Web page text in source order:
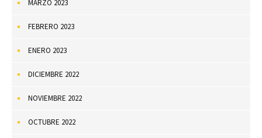
MARZO 2023
FEBRERO 2023
ENERO 2023
DICIEMBRE 2022
NOVIEMBRE 2022
OCTUBRE 2022